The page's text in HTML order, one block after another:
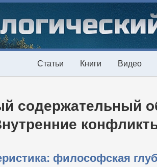
Статьи Книги Видео
содержательный
философская